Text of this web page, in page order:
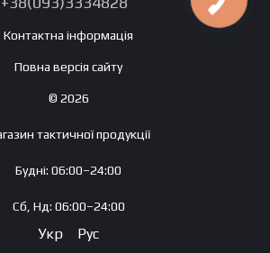
Контактна інформація
Повна версія сайту
© 2026
тактичної продукції
Будні: 06:00–24:00
Сб, Нд: 06:00–24:00
Укр Рус